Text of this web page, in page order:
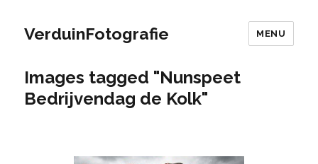
VerduinFotografie MENU
Images tagged "Nunspeet
Bedrijvendag de Kolk"